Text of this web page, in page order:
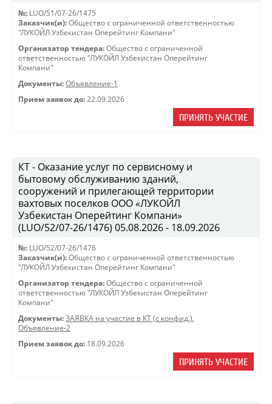
№: LUO/51/07-26/1475
Заказчик(и): Общество с ограниченной ответственностью
"ЛУКОЙЛ Узбекистан Оперейтинг Компани"
Организатор тендера: Общество с ограниченной
ответственностью "ЛУКОЙЛ Узбекистан Оперейтинг
Компани"
Документы: Объявление-1
Прием заявок до: 22.09.2026
ПРИНЯТЬ УЧАСТИЕ
КТ - Оказание услуг по сервисному и
бытовому обслуживанию зданий,
сооружений и прилегающей территории
вахтовых поселков ООО «ЛУКОЙЛ
Узбекистан Оперейтинг Компани»
(LUO/52/07-26/1476) 05.08.2026 - 18.09.2026
№: LUO/52/07-26/1476
Заказчик(и): Общество с ограниченной ответственностью
"ЛУКОЙЛ Узбекистан Оперейтинг Компани"
Организатор тендера: Общество с ограниченной
ответственностью "ЛУКОЙЛ Узбекистан Оперейтинг
Компани"
Документы: ЗАЯВКА на участие в КТ (с конфид.),
Объявление-2
Прием заявок до: 18.09.2026
ПРИНЯТЬ УЧАСТИЕ